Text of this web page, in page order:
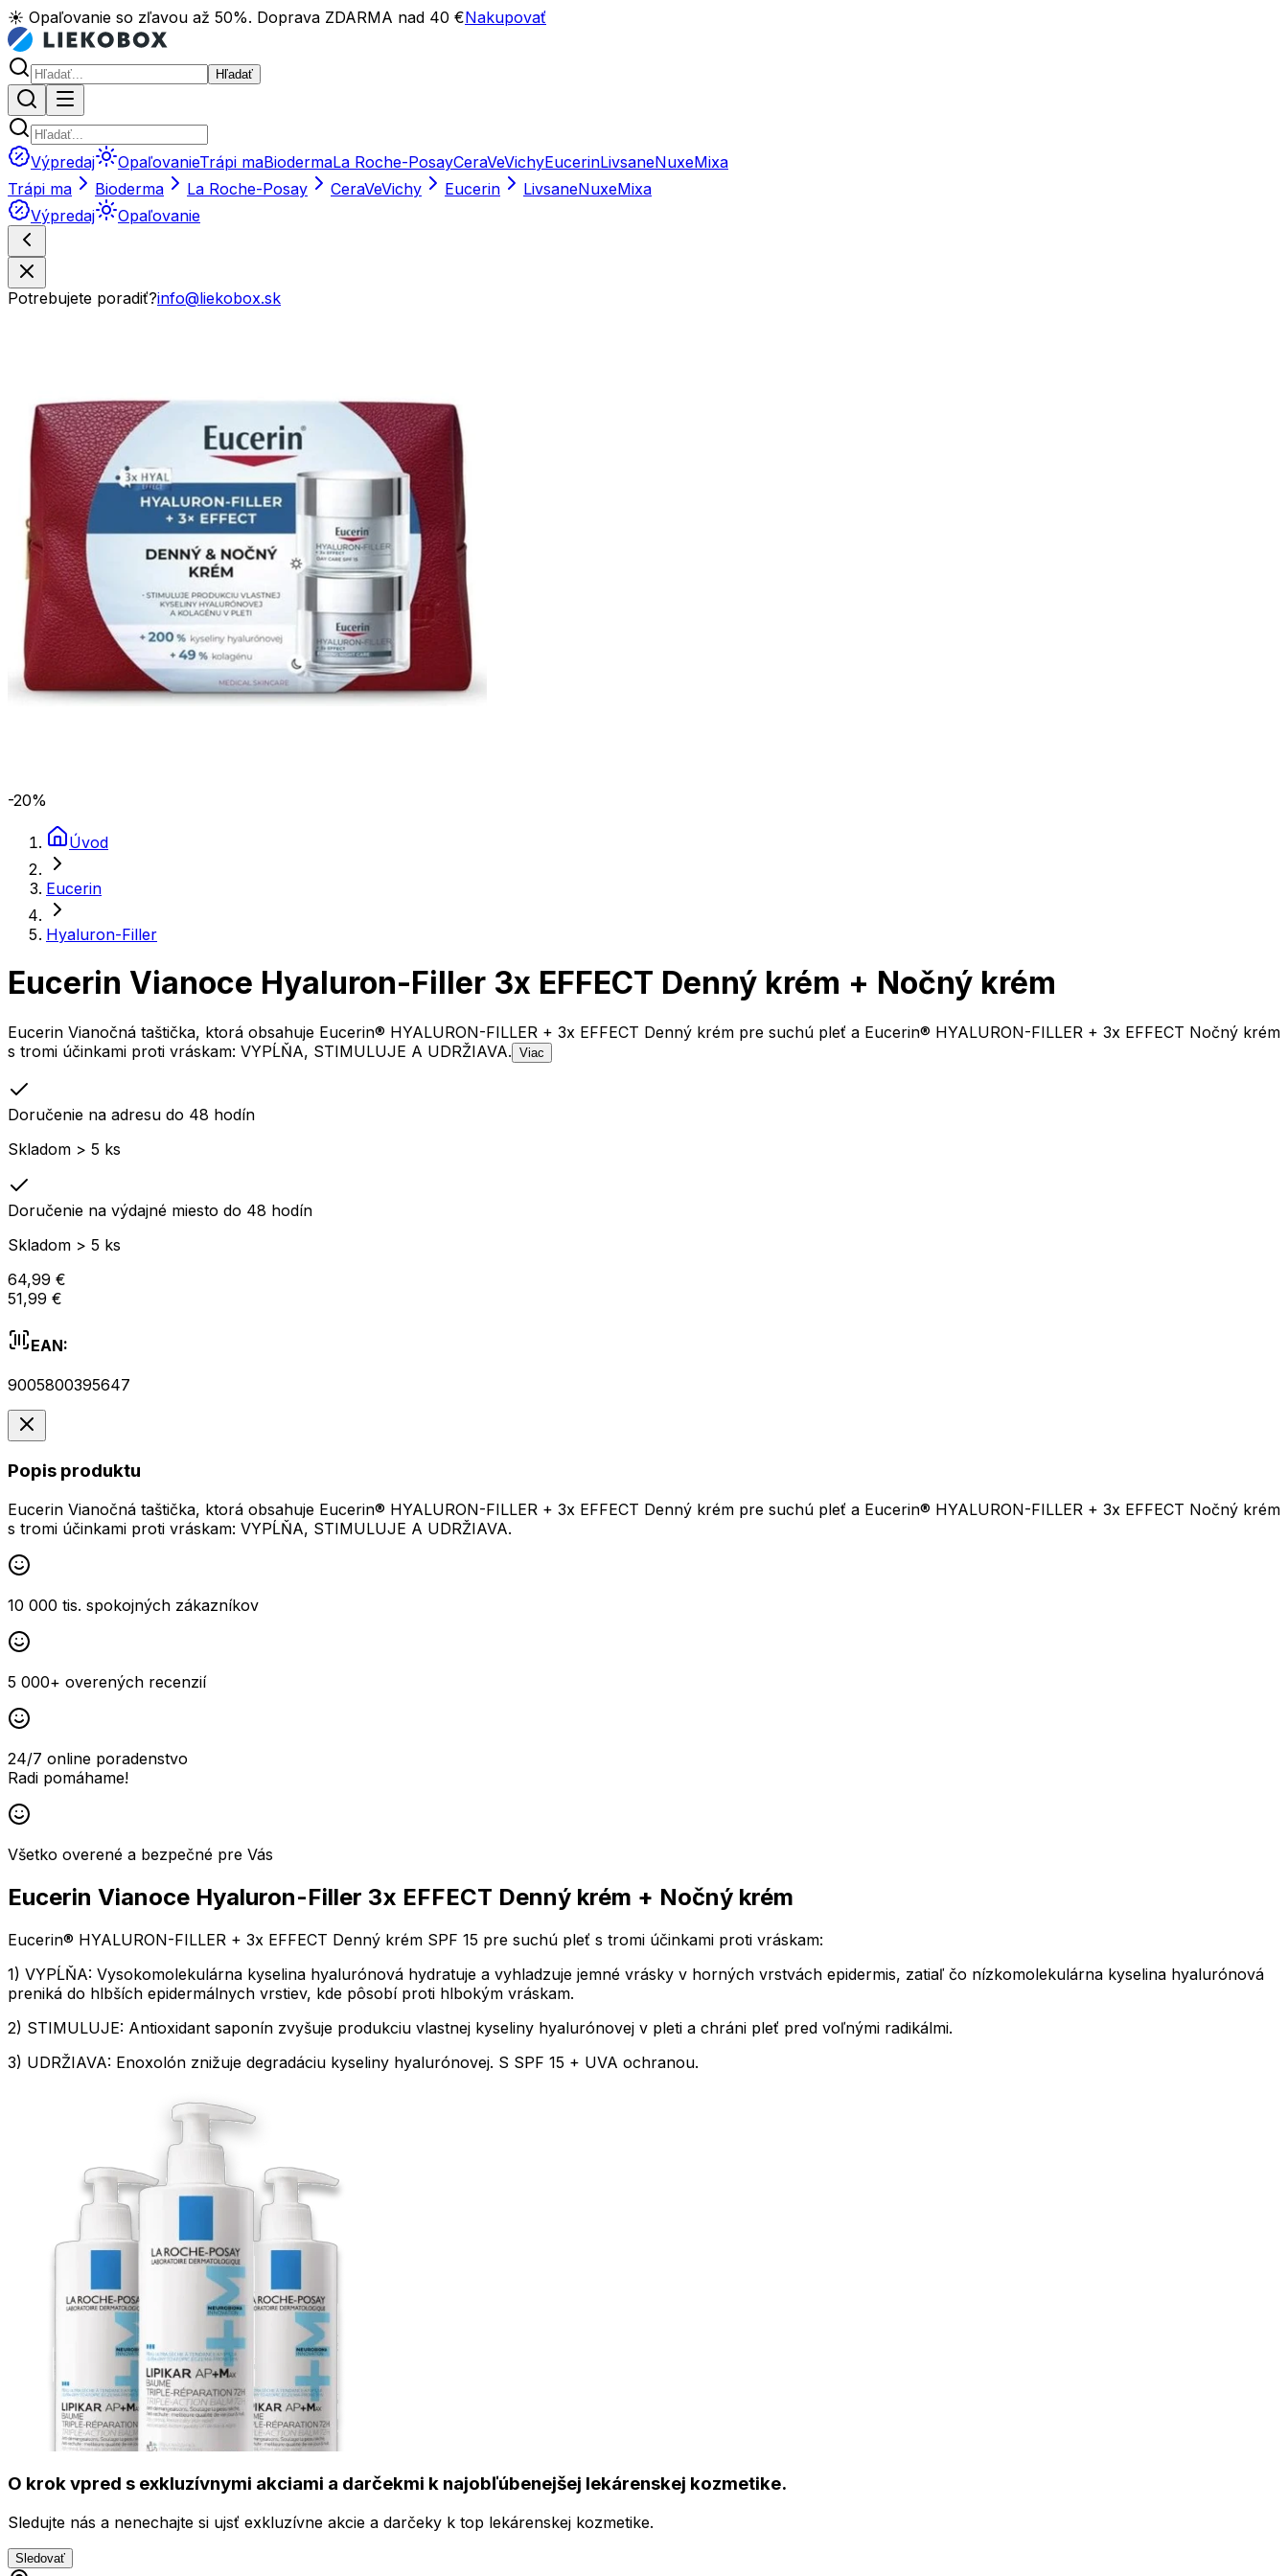
☀️ Opaľovanie so zľavou až 50%. Doprava ZDARMA nad 40 €Nakupovať
Hľadať
Výpredaj OpaľovanieTrápi maBiodermaLa Roche-PosayCeraVeVichyEucerinLivsaneNuxeMixa
Trápi ma
Bioderma La Roche-Posay CeraVeVichy Eucerin LivsaneNuxeMixa
Výpredaj
Opaľovanie
Potrebujete poradiť?info@liekobox.sk
-20%
Úvod
Eucerin
Hyaluron-Filler
Eucerin Vianoce Hyaluron-Filler 3x EFFECT Denný krém + Nočný krém
Eucerin Vianočná taštička, ktorá obsahuje Eucerin® HYALURON-FILLER + 3x EFFECT Denný krém pre suchú pleť a Eucerin® HYALURON-FILLER + 3x EFFECT Nočný krém
s tromi účinkami proti vráskam: VYPĹŇA, STIMULUJE A UDRŽIAVA. Viac
Doručenie na adresu do 48 hodín
Skladom > 5 ks
Doručenie na výdajné miesto do 48 hodín
Skladom > 5 ks
64,99 €
51,99 €
EAN:
9005800395647
Popis produktu
Eucerin Vianočná taštička, ktorá obsahuje Eucerin® HYALURON-FILLER + 3x EFFECT Denný krém pre suchú pleť a Eucerin® HYALURON-FILLER + 3x EFFECT Nočný krém
s tromi účinkami proti vráskam: VYPĹŇA, STIMULUJE A UDRŽIAVA.
10 000 tis. spokojných zákazníkov
5 000+ overených recenzií
24/7 online poradenstvo
Radi pomáhame!
Všetko overené a bezpečné pre Vás
Eucerin Vianoce Hyaluron-Filler 3x EFFECT Denný krém + Nočný krém
Eucerin® HYALURON-FILLER + 3x EFFECT Denný krém SPF 15 pre suchú pleť s tromi účinkami proti vráskam:
1) VYPĹŇA: Vysokomolekulárna kyselina hyalurónová hydratuje a vyhladzuje jemné vrásky v horných vrstvách epidermis, zatiaľ čo nízkomolekulárna kyselina hyalurónová
preniká do hlbších epidermálnych vrstiev, kde pôsobí proti hlbokým vráskam.
2) STIMULUJE: Antioxidant saponín zvyšuje produkciu vlastnej kyseliny hyalurónovej v pleti a chráni pleť pred voľnými radikálmi.
3) UDRŽIAVA: Enoxolón znižuje degradáciu kyseliny hyalurónovej. S SPF 15 + UVA ochranou.
O krok vpred s exkluzívnymi akciami a darčekmi k najobľúbenejšej lekárenskej kozmetike.
Sledujte nás a nenechajte si ujsť exkluzívne akcie a darčeky k top lekárenskej kozmetike.
Sledovať